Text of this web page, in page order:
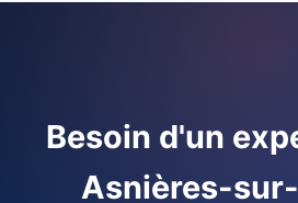
Besoin d'un
Asnières-